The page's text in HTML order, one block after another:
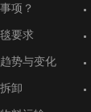
计
项？
要求
势与变化
卸
果
充分
计
新靓丽
业展台设计搭
计
项？
要求
势与变化
卸